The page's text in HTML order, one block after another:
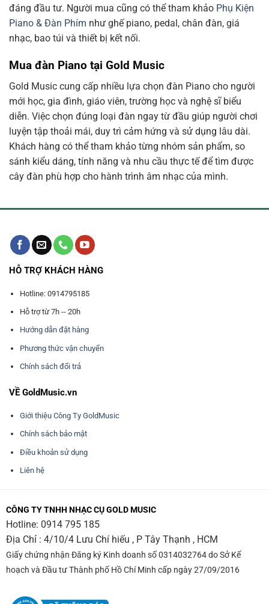
đáng đầu tư. Người mua cũng có thể tham khảo Phụ Kiện
Piano & Đàn Phím như ghế piano, pedal, chân đàn, giá
nhạc, bao túi và thiết bị kết nối.
Mua đàn Piano tại Gold Music
Gold Music cung cấp nhiều lựa chọn đàn Piano cho người
mới học, gia đình, giáo viên, trường học và nghệ sĩ biểu
diễn. Việc chọn đúng loại đàn ngay từ đầu giúp người chơi
luyện tập thoải mái, duy trì cảm hứng và sử dụng lâu dài.
Khách hàng có thể tham khảo từng nhóm sản phẩm, so
sánh kiểu dáng, tính năng và nhu cầu thực tế để tìm được
cây đàn phù hợp cho hành trình âm nhạc của mình.
HỖ TRỢ KHÁCH HÀNG
Hotline: 0914795185
Hỗ trợ từ 7h -- 20h
Hướng dẫn đặt hàng
Phương thức vận chuyển
Chính sách đổi trả
VỀ GoldMusic.vn
Giới thiệu Công Ty GoldMusic
Chính sách bảo mật
Điều khoản sử dụng
Liên hệ
CÔNG TY TNHH NHẠC CỤ GOLD MUSIC
Hotline: 0914 795 185
Địa Chỉ : 4/10/4 Lưu Chí hiếu , P Tây Thạnh , HCM
Giấy chứng nhận Đăng ký Kinh doanh số 0314032764 do Sở Kế
hoạch và Đầu tư Thành phố Hồ Chí Minh cấp ngày 27/09/2016